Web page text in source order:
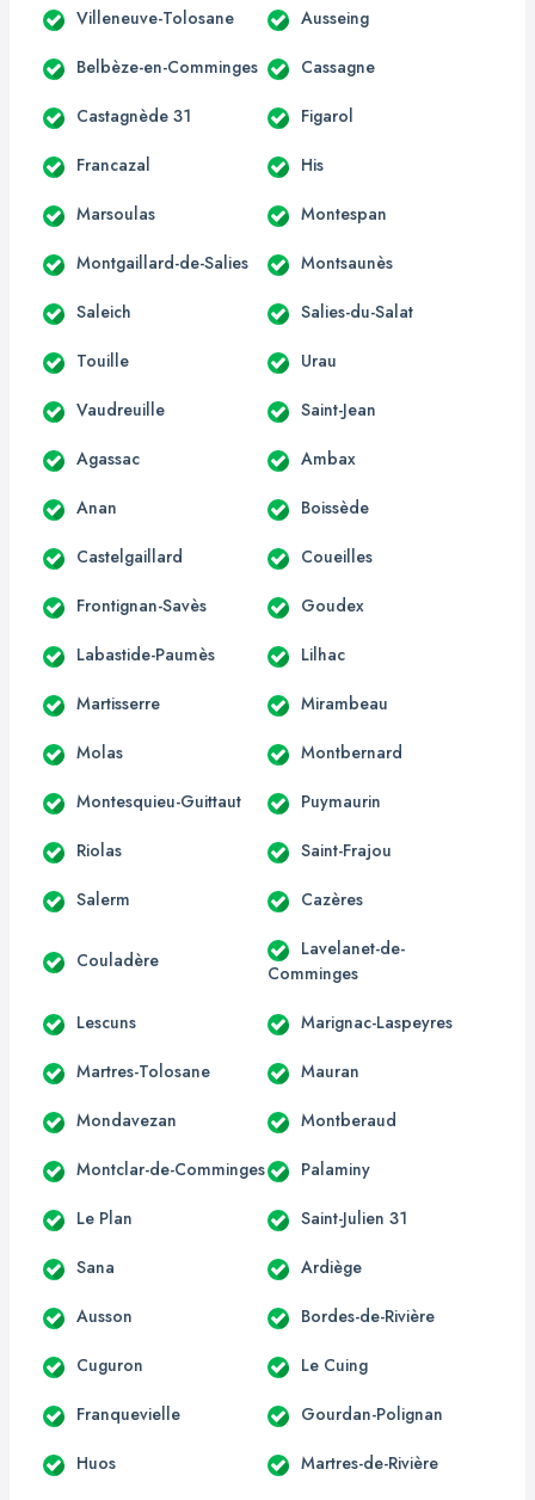
Villeneuve-Tolosane Ausseing
Belbèze-en-Comminges Cassagne
Castagnède 31 Figarol
Francazal His
Marsoulas Montespan
Montgaillard-de-Salies Montsaunès
Saleich Salies-du-Salat
Touille Urau
Vaudreuille Saint-Jean
Agassac Ambax
Anan Boissède
Castelgaillard Coueilles
Frontignan-Savès Goudex
Labastide-Paumès Lilhac
Martisserre Mirambeau
Molas Montbernard
Montesquieu-Guittaut Puymaurin
Riolas Saint-Frajou
Salerm Cazères
Couladère
Lavelanet-de-
Comminges
Lescuns Marignac-Laspeyres
Martres-Tolosane Mauran
Mondavezan Montberaud
Montclar-de-Comminges Palaminy
Le Plan Saint-Julien 31
Sana Ardiège
Ausson Bordes-de-Rivière
Cuguron Le Cuing
Franquevielle Gourdan-Polignan
Huos Martres-de-Rivière